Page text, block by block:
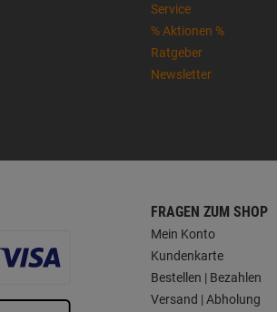
Service
% Aktionen %
Ratgeber
Newsletter
FRAGEN ZUM SHOP
Mein Konto
Kundenkarte
Bestellen | Bezahlen
Versand | Abholung